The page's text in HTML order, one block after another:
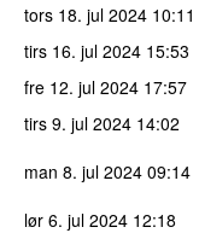
tors 18. jul 2024 10:11
tirs 16. jul 2024 15:53
fre 12. jul 2024 17:57
tirs 9. jul 2024 14:02
man 8. jul 2024 09:14
lør 6. jul 2024 12:18